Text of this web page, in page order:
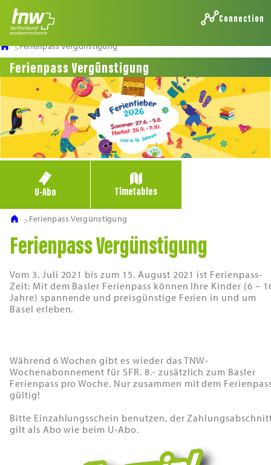
Connection
Ferienpass Vergünstigung
Ferienpass Vergünstigung
U-Abo Timetables
Ferienpass Vergünstigung
Ferienpass Vergünstigung
Vom 3. Juli 2021 bis zum 15. August 2021 ist Ferienpass-
Zeit: Mit dem Basler Ferienpass können Ihre Kinder (6 –
Jahre) spannende und preisgünstige Ferien in und um
Basel erleben.
Während 6 Wochen gibt es wieder das TNW-
Wochenabonnement für SFR. 8.- zusätzlich zum Basler
Ferienpass pro Woche. Nur zusammen mit dem
gültig!
Bitte Einzahlungsschein benutzen, der
gilt als Abo wie beim U-Abo.